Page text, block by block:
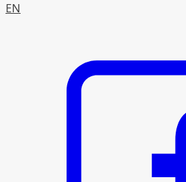
EN